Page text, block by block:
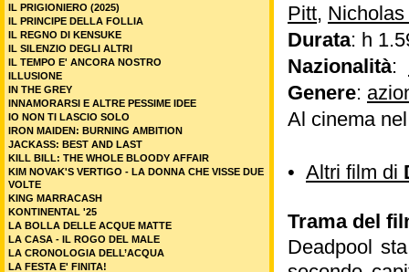
Pitt,
Durata: h
Nazionalità:
Genere:
Al cinema
• Altri film di
Trama del
Deadpool
IL PRIGIONIERO (2025)
IL PRINCIPE DELLA FOLLIA
IL REGNO DI KENSUKE
IL SILENZIO DEGLI ALTRI
IL TEMPO E' ANCORA NOSTRO
ILLUSIONE
IN THE GREY
INNAMORARSI E ALTRE PESSIME IDEE
IO NON TI LASCIO SOLO
IRON MAIDEN: BURNING AMBITION
JACKASS: BEST AND LAST
KILL BILL: THE WHOLE BLOODY AFFAIR
KIM NOVAK'S VERTIGO - LA DONNA CHE VISSE DUE
VOLTE
KING MARRACASH
KONTINENTAL '25
LA BOLLA DELLE ACQUE MATTE
LA CASA - IL ROGO DEL MALE
LA CRONOLOGIA DELL’ACQUA
LA FESTA E' FINITA!